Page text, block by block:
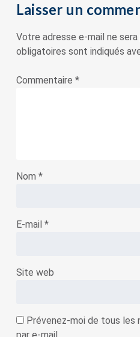
Laisser un
Votre adresse e-mail ne sera
obligatoires sont indiqués
Commentaire *
Nom *
E-mail *
Site web
Prévenez-moi de tous les